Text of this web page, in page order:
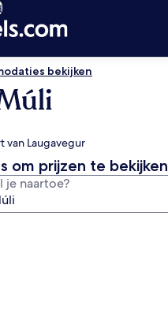
bekijken
van Laugavegur
om prijzen te bekijken
je naartoe?